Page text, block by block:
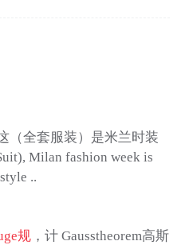
（全套服装）是米兰时装
Milan fashion week is
..
规，计 Gausstheorem高斯